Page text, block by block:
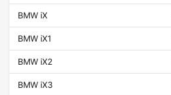
BMW iX
BMW iX1
BMW iX2
BMW iX3